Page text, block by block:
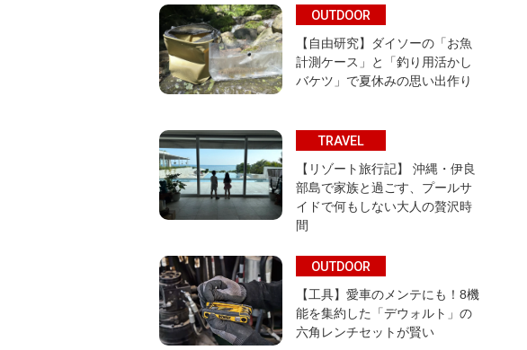
OUTDOOR
【自由研究】ダイソーの「お魚
計測ケース」と「釣り用活かし
バケツ」で夏休みの思い出作り
TRAVEL
【リゾート旅行記】 沖縄・伊良
部島で家族と過ごす、プールサ
イドで何もしない大人の贅沢時
間
OUTDOOR
【工具】愛車のメンテにも！8機
能を集約した「デウォルト」の
六角レンチセットが賢い